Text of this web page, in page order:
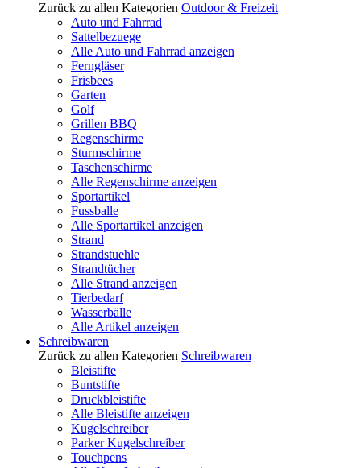
Zurück zu allen Kategorien Outdoor & Freizeit
Auto und Fahrrad
Sattelbezuege
Alle Auto und Fahrrad anzeigen
Ferngläser
Frisbees
Garten
Golf
Grillen BBQ
Regenschirme
Sturmschirme
Taschenschirme
Alle Regenschirme anzeigen
Sportartikel
Fussballe
Alle Sportartikel anzeigen
Strand
Strandstuehle
Strandtücher
Alle Strand anzeigen
Tierbedarf
Wasserbälle
Alle Artikel anzeigen
Schreibwaren
Zurück zu allen Kategorien Schreibwaren
Bleistifte
Buntstifte
Druckbleistifte
Alle Bleistifte anzeigen
Kugelschreiber
Parker Kugelschreiber
Touchpens